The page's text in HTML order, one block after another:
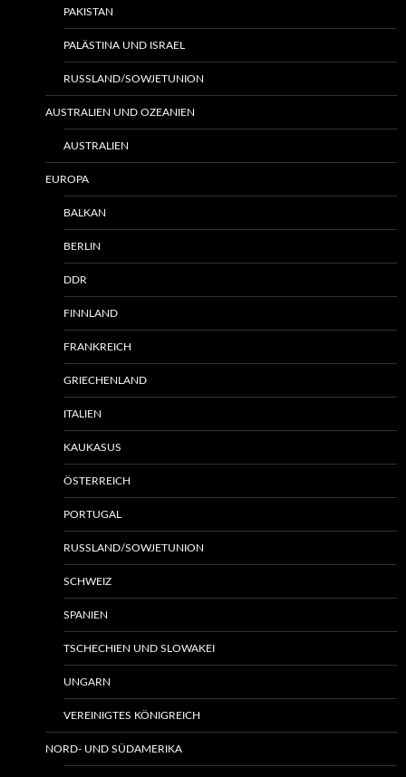
PAKISTAN
PALÄSTINA UND ISRAEL
RUSSLAND/SOWJETUNION
AUSTRALIEN UND OZEANIEN
AUSTRALIEN
EUROPA
BALKAN
BERLIN
DDR
FINNLAND
FRANKREICH
GRIECHENLAND
ITALIEN
KAUKASUS
ÖSTERREICH
PORTUGAL
RUSSLAND/SOWJETUNION
SCHWEIZ
SPANIEN
TSCHECHIEN UND SLOWAKEI
UNGARN
VEREINIGTES KÖNIGREICH
NORD- UND SÜDAMERIKA